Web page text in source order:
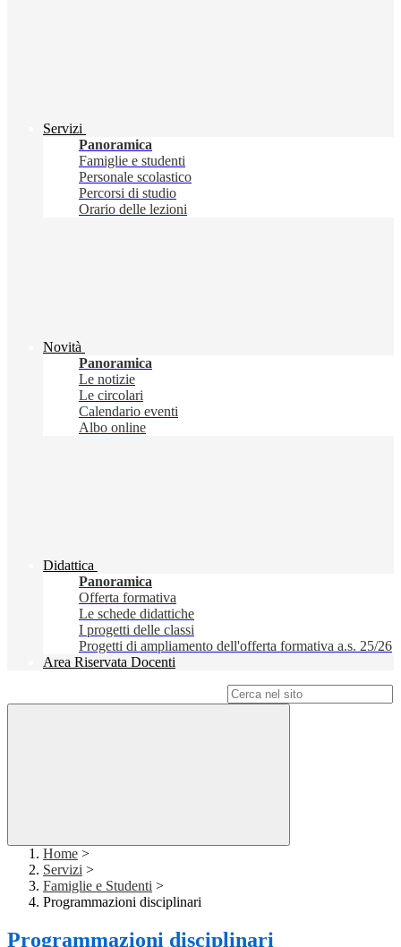
Servizi
Panoramica
Famiglie e studenti
Personale scolastico
Percorsi di studio
Orario delle lezioni
Novità
Panoramica
Le notizie
Le circolari
Calendario eventi
Albo online
Didattica
Panoramica
Offerta formativa
Le schede didattiche
I progetti delle classi
Progetti di ampliamento dell'offerta formativa a.s. 25/26
Area Riservata Docenti
Home >
Servizi >
Famiglie e Studenti >
Programmazioni disciplinari
Programmazioni disciplinari